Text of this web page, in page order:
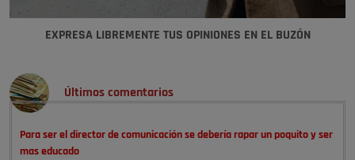
EXPRESA LIBREMENTE TUS OPINIONES EN EL BUZÓN
Últimos comentarios
Para ser el director de comunicación se debería rapar un poquito y ser
mas educado